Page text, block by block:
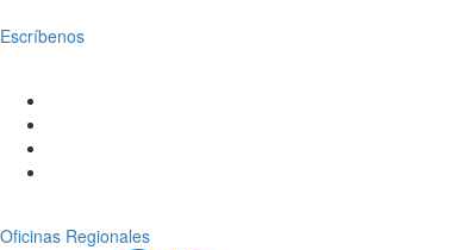
Escríbenos
Oficinas Regionales